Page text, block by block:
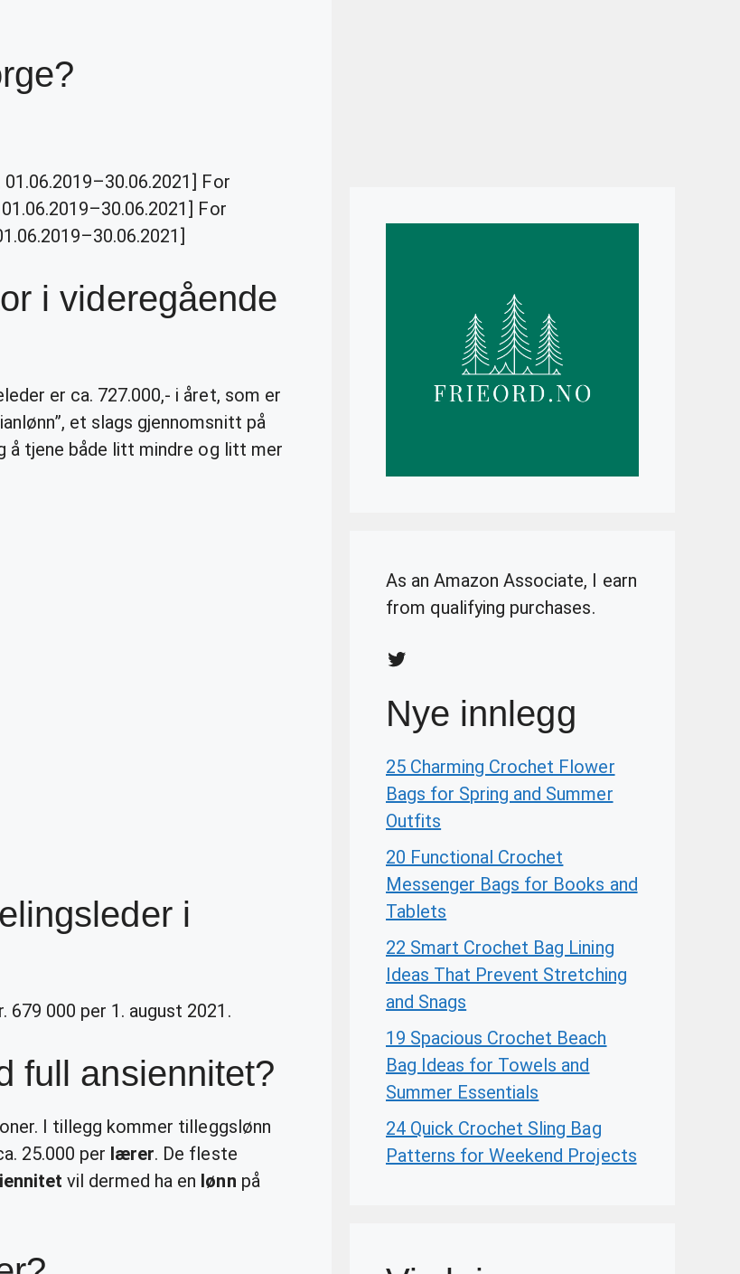
For
For
i videregående
er ca. 727.000,- i året, som er
et slags gjennomsnitt på
å tjene både litt mindre og litt mer
i
679 000 per 1. august 2021.
full ansiennitet?
I tillegg kommer tilleggslønn
25.000 per lærer. De fleste
vil dermed ha en lønn på
As an Amazon Associate, I earn
from qualifying purchases.
Twitter
Nye innlegg
25 Charming Crochet Flower
Bags for Spring and Summer
Outfits
20 Functional Crochet
Messenger Bags for Books and
Tablets
22 Smart Crochet Bag Lining
Ideas That Prevent Stretching
and Snags
19 Spacious Crochet Beach
Bag Ideas for Towels and
Summer Essentials
24 Quick Crochet Sling Bag
Patterns for Weekend Projects